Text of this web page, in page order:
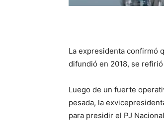
La expresidenta confirmó
difundió en 2018, se
Luego de un fuerte
pesada, la
para presidir el PJ